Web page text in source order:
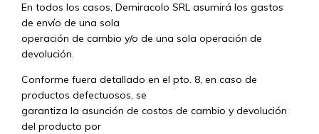
En todos los casos, Demiracolo SRL asumirá los gastos
de envío de una sola
operación de cambio y/o de una sola operación de
devolución.
Conforme fuera detallado en el pto. 8, en caso de
productos defectuosos, se
garantiza la asunción de costos de cambio y devolución
del producto por